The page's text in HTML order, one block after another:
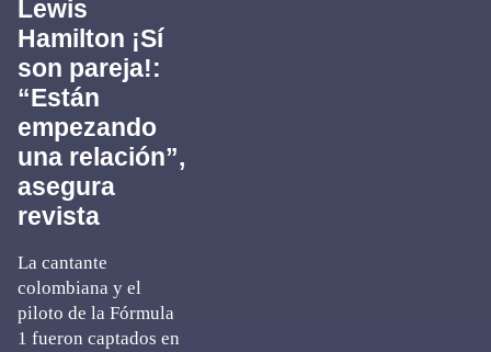
Lewis
Hamilton ¡Sí
son pareja!:
“Están
empezando
una relación”,
asegura
revista
La cantante
colombiana y el
piloto de la Fórmula
1 fueron captados en